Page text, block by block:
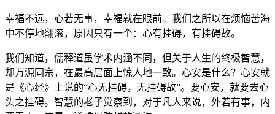
幸福不远，心若无事，幸福就在眼前。我们之所以在烦恼苦海
中不停地翻滚，原因只有一个：心有挂碍，有挂碍故。
我们知道，儒释道虽学术内涵不同，但关于人生的终极智慧，
却万源同宗，在最高层面上惊人地一致。心安是什么？心安就
是《心经》上说的“心无挂碍，无挂碍故”。要心安，就要去心
头之挂碍。智慧的老子觉察到，对于凡人来说，外若有事，内